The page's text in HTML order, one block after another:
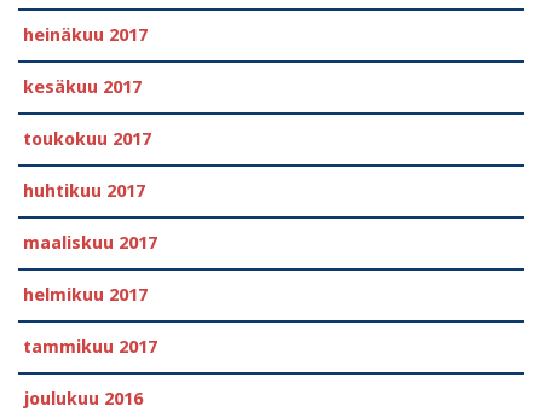
heinäkuu 2017
kesäkuu 2017
toukokuu 2017
huhtikuu 2017
maaliskuu 2017
helmikuu 2017
tammikuu 2017
joulukuu 2016